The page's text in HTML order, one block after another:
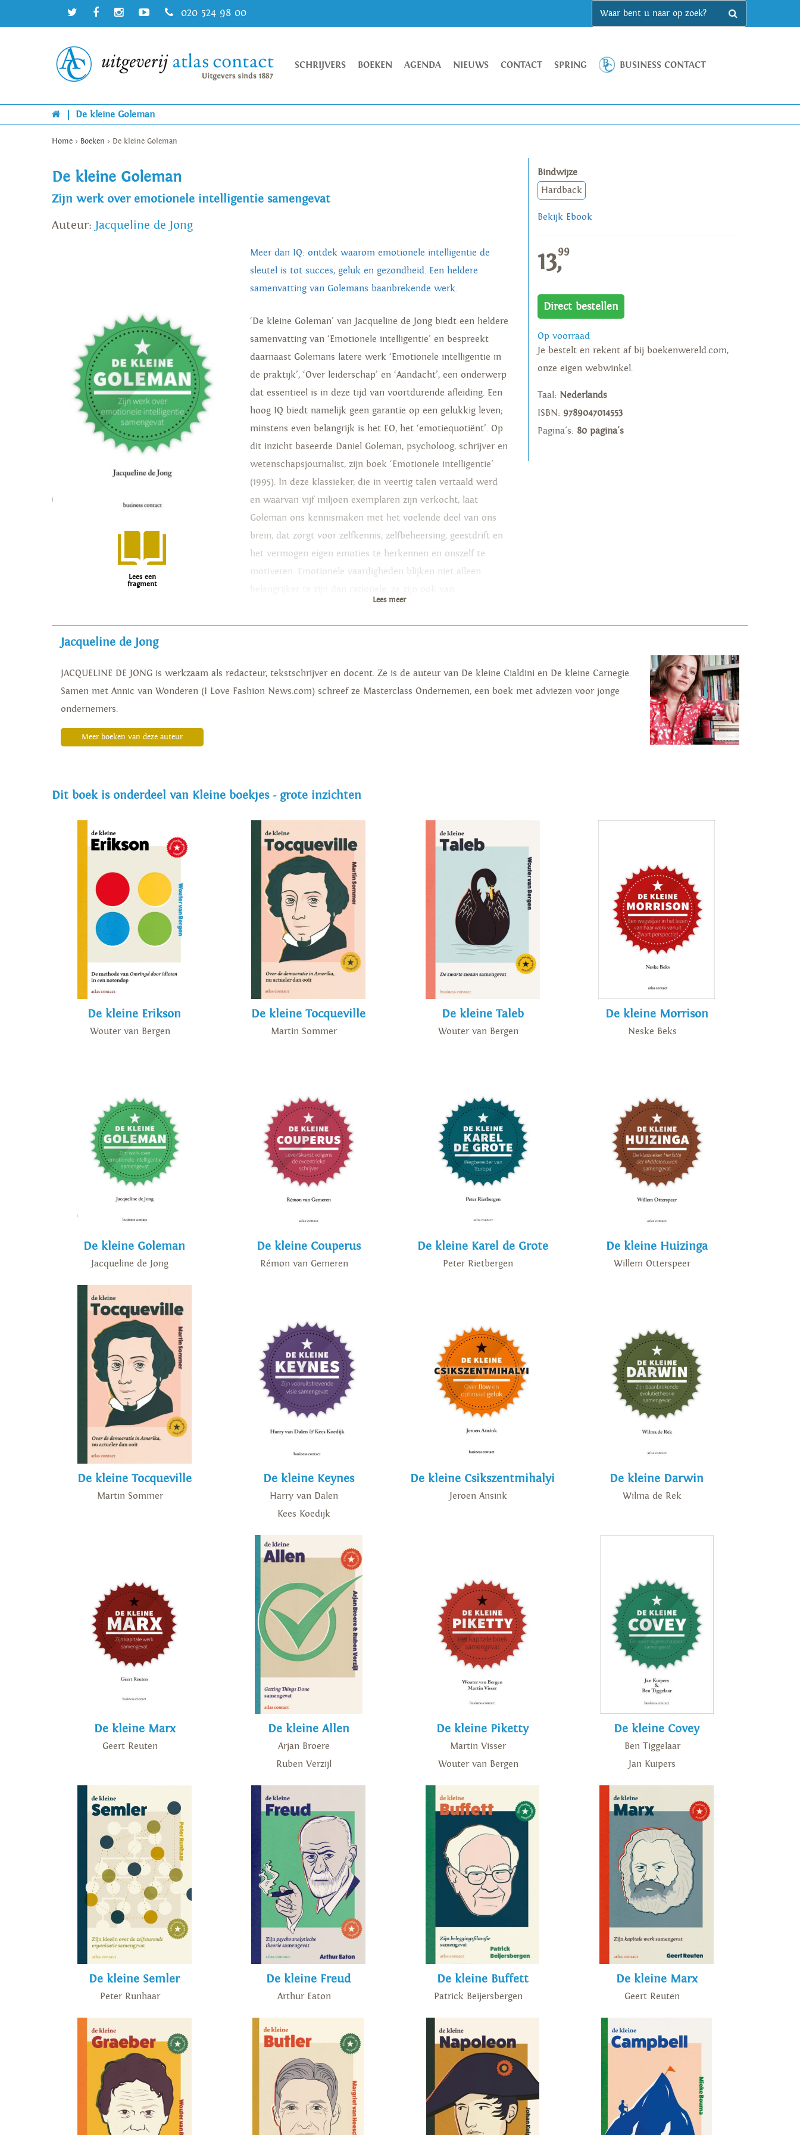
020 524 98 00
SCHRIJVERS BOEKEN AGENDA NIEUWS CONTACT SPRING BUSINESS CONTACT
De kleine Goleman
Home > Boeken > De kleine Goleman
De kleine Goleman
Zijn werk over emotionele intelligentie samengevat
Auteur: Jacqueline de Jong
Lees een
fragment
Meer dan IQ: ontdek waarom emotionele intelligentie de
sleutel is tot succes, geluk en gezondheid. Een heldere
samenvatting van Golemans baanbrekende werk.
‘De kleine Goleman’ van Jacqueline de Jong biedt een heldere
samenvatting van ‘Emotionele intelligentie’ en bespreekt
daarnaast Golemans latere werk ‘Emotionele intelligentie in
de praktijk’, ‘Over leiderschap’ en ‘Aandacht’, een onderwerp
dat essentieel is in deze tijd van voortdurende afleiding. Een
hoog IQ biedt namelijk geen garantie op een gelukkig leven;
minstens even belangrijk is het EO, het ‘emotiequotiënt’. Op
dit inzicht baseerde Daniel Goleman, psycholoog, schrijver en
wetenschapsjournalist, zijn boek ‘Emotionele intelligentie’
(1995). In deze klassieker, die in veertig talen vertaald werd
en waarvan vijf miljoen exemplaren zijn verkocht, laat
Goleman ons kennismaken met het voelende deel van ons
brein, dat zorgt voor zelfkennis, zelfbeheersing, geestdrift en
het vermogen eigen emoties te herkennen en onszelf te
motiveren. Emotionele vaardigheden blijken niet alleen
voor ons lichamelijk welbevinden.
Lees meer
Bindwijze
Hardback
Bekijk Ebook
13,99
Direct bestellen
Op voorraad
Je bestelt en rekent af bij boekenwereld.com,
onze eigen webwinkel.
Taal: Nederlands
ISBN: 9789047014553
Pagina's: 80 pagina's
Jacqueline de Jong
JACQUELINE DE JONG is werkzaam als redacteur, tekstschrijver en docent. Ze is de auteur van De kleine Cialdini en De kleine Carnegie.
Samen met Annic van Wonderen (I Love Fashion News.com) schreef ze Masterclass Ondernemen, een boek met adviezen voor jonge
ondernemers.
Meer boeken van deze auteur
Dit boek is onderdeel van Kleine boekjes - grote inzichten
De kleine Erikson
Wouter van Bergen
De kleine Tocqueville
Martin Sommer
De kleine Taleb
Wouter van Bergen
De kleine Morrison
Neske Beks
De kleine Goleman
Jacqueline de Jong
De kleine Couperus
Rémon van Gemeren
De kleine Karel de Grote
Peter Rietbergen
De kleine Huizinga
Willem Otterspeer
De kleine Tocqueville
Martin Sommer
De kleine Keynes
Harry van Dalen
Kees Koedijk
De kleine Csikszentmihalyi
Jeroen Ansink
De kleine Darwin
Wilma de Rek
De kleine Marx
Geert Reuten
De kleine Allen
Arjan Broere
Ruben Verzijl
De kleine Piketty
Martin Visser
Wouter van Bergen
De kleine Covey
Ben Tiggelaar
Jan Kuipers
De kleine Semler
Peter Runhaar
De kleine Freud
Arthur Eaton
De kleine Buffett
Patrick Beijersbergen
De kleine Marx
Geert Reuten